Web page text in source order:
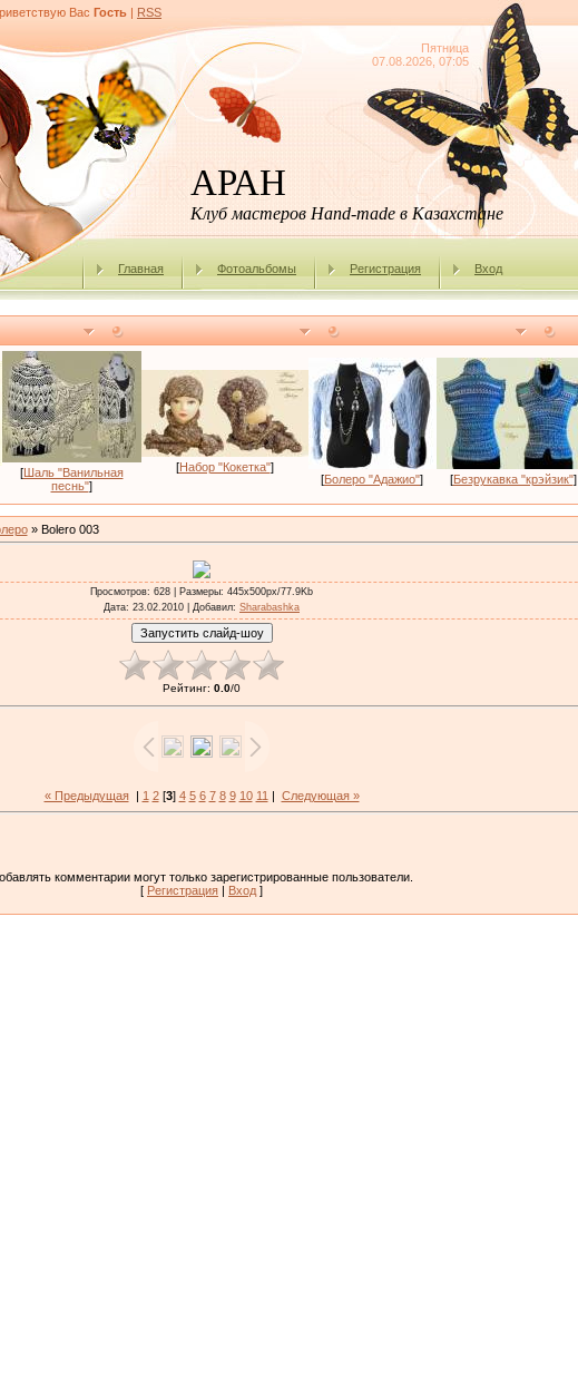
Вас Гость | RSS
Пятница
07.08.2026, 07:05
АРАН
Клуб мастеров Hand-made в Казахстане
Главная Фотоальбомы Регистрация Вход
[Шаль "Ванильная
песнь"]
[Набор "Кокетка"]
[Болеро "Адажио"] [Безрукавка "крэйзик"]
» Bolero 003
Просмотров: 628 | Размеры: 445x500px/77.9Kb
Дата: 23.02.2010 | Добавил: Sharabashka
Рейтинг: 0.0/0
« Предыдущая| 1 2[3] 4 5 6 7 8 9 10 11 | Следующая »
комментарии могут только зарегистрированные пользователи.
[ Регистрация Вход ]